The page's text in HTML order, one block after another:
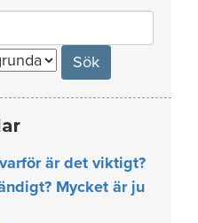
är det viktigt?
Mycket är ju